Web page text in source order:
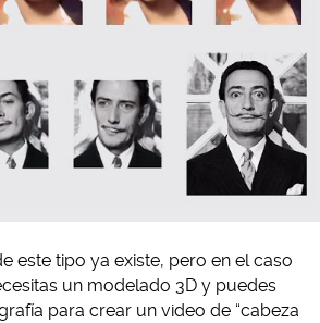
este tipo ya existe, pero en el caso
un modelado 3D y puedes
para crear un video de “cabeza